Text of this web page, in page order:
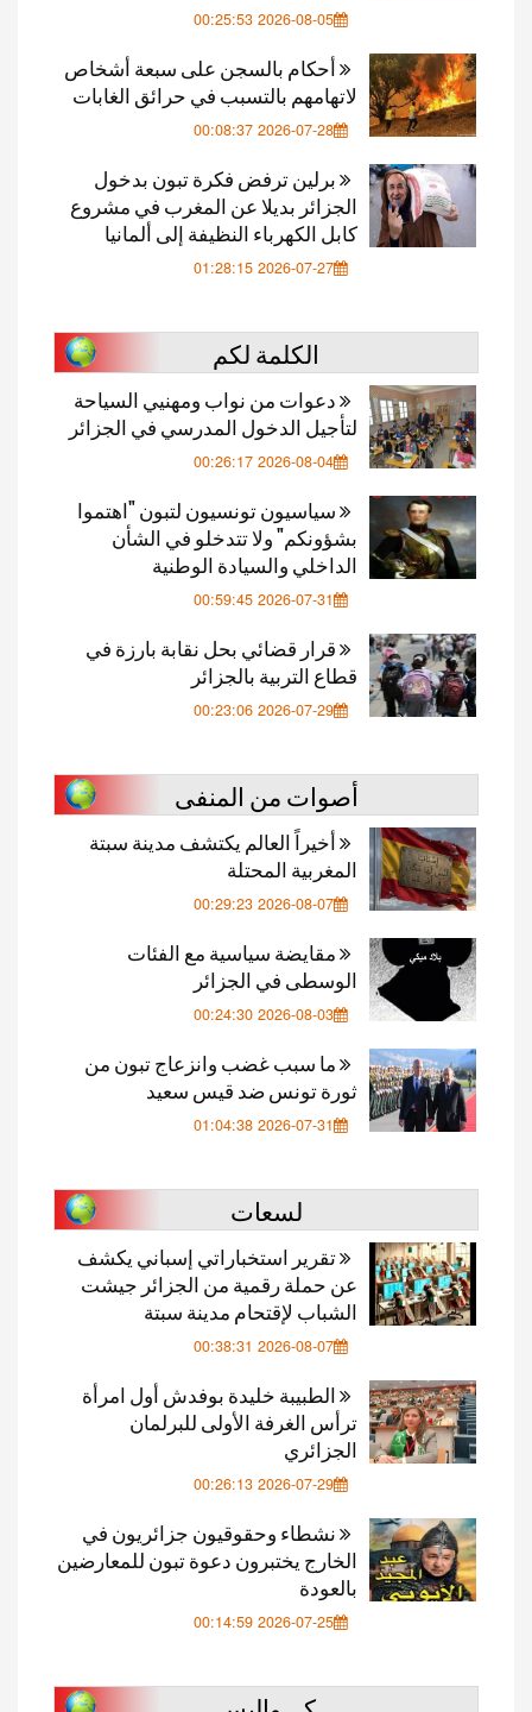
2026-08-05 00:25:53
أحكام بالسجن على سبعة أشخاص
لاتهامهم بالتسبب في حرائق الغابات
2026-07-28 00:08:37
برلين ترفض فكرة تبون بدخول
الجزائر بديلا عن المغرب في مشروع
كابل الكهرباء النظيفة إلى ألمانيا
2026-07-27 01:28:15
الكلمة لكم
دعوات من نواب ومهنيي السياحة
لتأجيل الدخول المدرسي في الجزائر
2026-08-04 00:26:17
سياسيون تونسيون لتبون "اهتموا
بشؤونكم" ولا تتدخلو في الشأن
الداخلي والسيادة الوطنية
2026-07-31 00:59:45
قرار قضائي بحل نقابة بارزة في
قطاع التربية بالجزائر
2026-07-29 00:23:06
أصوات من المنفى
أخيراً العالم يكتشف مدينة سبتة
المغربية المحتلة
2026-08-07 00:29:23
مقايضة سياسية مع الفئات
الوسطى في الجزائر
2026-08-03 00:24:30
ما سبب غضب وانزعاج تبون من
ثورة تونس ضد قيس سعيد
2026-07-31 01:04:38
لسعات
تقرير استخباراتي إسباني يكشف
عن حملة رقمية من الجزائر جيشت
الشباب لإقتحام مدينة سبتة
2026-08-07 00:38:31
الطبيبة خليدة بوفدش أول امرأة
ترأس الغرفة الأولى للبرلمان
الجزائري
2026-07-29 00:26:13
نشطاء وحقوقيون جزائريون في
الخارج يختبرون دعوة تبون للمعارضين
بالعودة
2026-07-25 00:14:59